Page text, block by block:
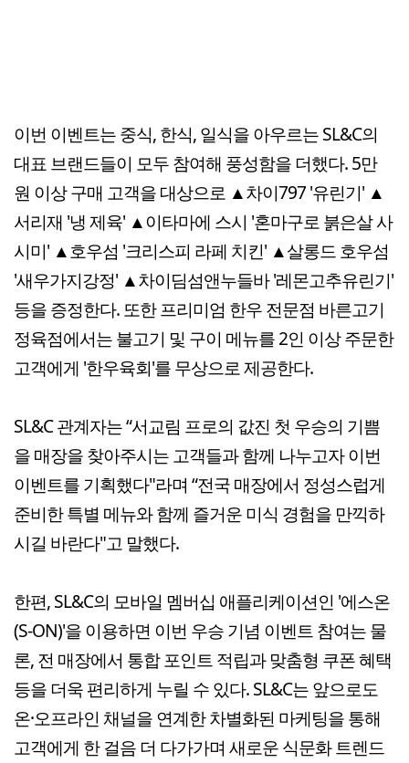
이번 이벤트는 중식, 한식, 일식을 아우르는 SL&C의
대표 브랜드들이 모두 참여해 풍성함을 더했다. 5만
원 이상 구매 고객을 대상으로 ▲차이797 '유린기' ▲
서리재 '냉 제육' ▲이타마에 스시 '혼마구로 붉은살 사
시미' ▲호우섬 '크리스피 라페 치킨' ▲살롱드 호우섬
'새우가지강정' ▲차이딤섬앤누들바 '레몬고추유린기'
등을 증정한다. 또한 프리미엄 한우 전문점 바른고기
정육점에서는 불고기 및 구이 메뉴를 2인 이상 주문한
고객에게 '한우육회'를 무상으로 제공한다.
SL&C 관계자는 “서교림 프로의 값진 첫 우승의 기쁨
을 매장을 찾아주시는 고객들과 함께 나누고자 이번
이벤트를 기획했다"라며 “전국 매장에서 정성스럽게
준비한 특별 메뉴와 함께 즐거운 미식 경험을 만끽하
시길 바란다"고 말했다.
한편, SL&C의 모바일 멤버십 애플리케이션인 '에스온
(S-ON)'을 이용하면 이번 우승 기념 이벤트 참여는 물
론, 전 매장에서 통합 포인트 적립과 맞춤형 쿠폰 혜택
등을 더욱 편리하게 누릴 수 있다. SL&C는 앞으로도
온·오프라인 채널을 연계한 차별화된 마케팅을 통해
고객에게 한 걸음 더 다가가며 새로운 식문화 트렌드